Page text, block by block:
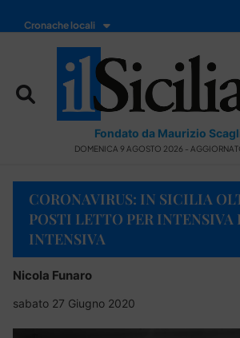
Cronache locali
Fondato da Maurizio
DOMENICA 9 AGOSTO 2026 -
CORONAVIRUS: IN SICILIA
POSTI LETTO PER INTENSIVA
INTENSIVA
Nicola Funaro
sabato 27 Giugno 2020